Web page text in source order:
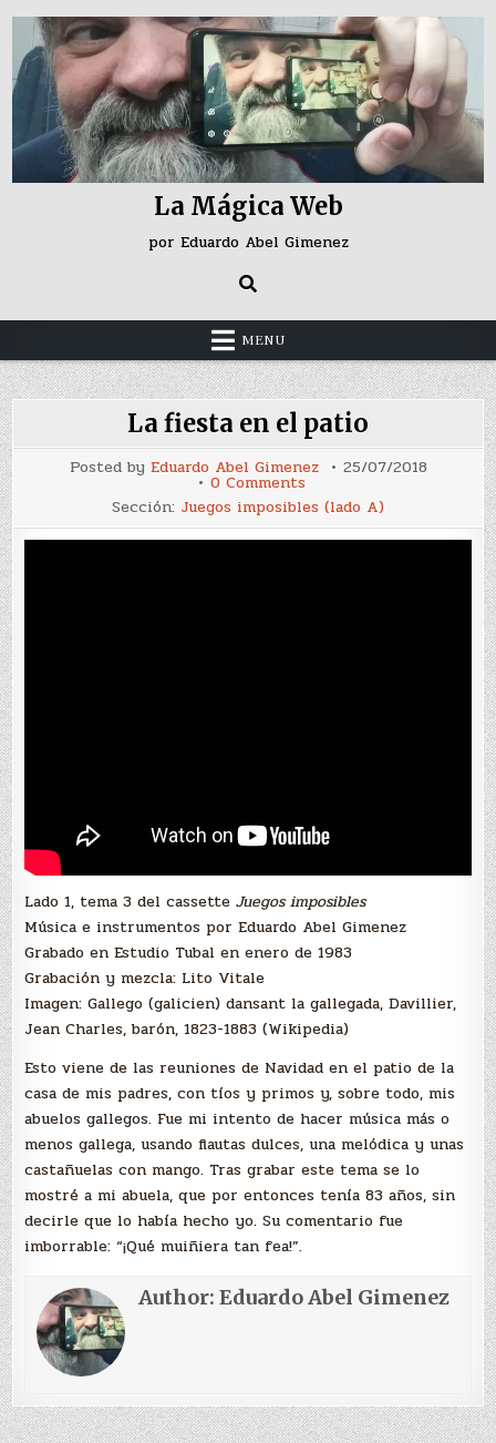
Skip
content
La Mágica Web
por Eduardo Abel Gimenez
MENU
La fiesta en el patio
Posted by Eduardo Abel Gimenez 25/07/2018
0 Commentson
fiesta
en
el
Sección: Juegos imposibles (lado A)
Lado 1, tema 3 del cassetteJuegos imposibles
Música e instrumentos por Eduardo Abel Gimenez
Grabado en Estudio Tubal en enero de 1983
Grabación y mezcla: Lito Vitale
Imagen: Gallego (galicien) dansant la gallegada, Davillier,
Jean Charles, barón, 1823-1883 (Wikipedia)
Esto viene de las reuniones de Navidad en el patio de la
casa de mis padres, con tíos y primos y, sobre todo, mis
abuelos gallegos. Fue mi intento de hacer música más o
menos gallega, usando flautas dulces, una melódica y unas
castañuelas con mango. Tras grabar este tema se lo
mostré a mi abuela, que por entonces tenía 83 años, sin
decirle que lo había hecho yo. Su comentario fue
imborrable: “¡Qué muiñiera tan fea!”.
Author:Eduardo Abel Gimenez